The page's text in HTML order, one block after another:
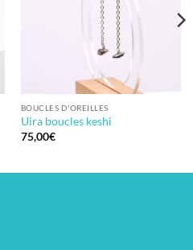
BOUCLES D'OREILLES
Uira boucles keshi
75,00€